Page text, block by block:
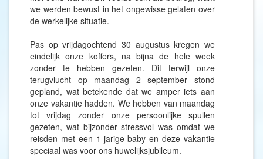
we werden bewust in het ongewisse gelaten over
de werkelijke situatie.
Pas op vrijdagochtend 30 augustus kregen we
eindelijk onze koffers, na bijna de hele week
zonder te hebben gezeten. Dit terwijl onze
terugvlucht op maandag 2 september stond
gepland, wat betekende dat we amper iets aan
onze vakantie hadden. We hebben van maandag
tot vrijdag zonder onze persoonlijke spullen
gezeten, wat bijzonder stressvol was omdat we
reisden met een 1-jarige baby en deze vakantie
speciaal was voor ons huwelijksjubileum.